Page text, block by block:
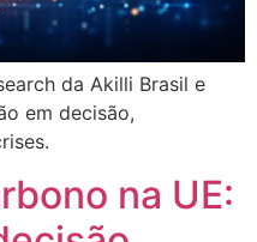
da Akilli Brasil e
em decisão,
na UE: